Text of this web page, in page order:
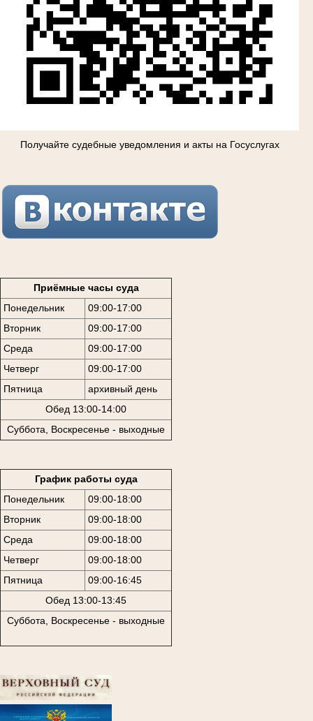
Получайте судебные уведомления и акты на Госуслугах
Приёмные часы суда
Понедельник
09:00-17:00
Вторник
09:00-17:00
Среда
09:00-17:00
Четверг
09:00-17:00
Пятница
архивный день
Обед 13:00-14:00
Суббота, Воскресенье - выходные
График работы суда
Понедельник
09:00-18:00
Вторник
09:00-18:00
Среда
09:00-18:00
Четверг
09:00-18:00
Пятница
09:00-16:45
Обед 13:00-13:45
Суббота, Воскресенье - выходные